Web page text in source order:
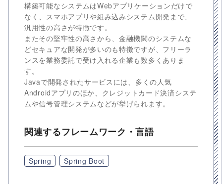
構築可能なシステムはWebアプリケーションだけで
なく、スマホアプリや組み込みシステム開発まで、
汎用性の高さが特徴です。
またその堅牢性の高さから、金融機関のシステムな
どセキュアな開発が多いのも特徴ですが、フリーラ
ンスを業務委託で受け入れる企業も数多くありま
す。
Javaで開発されたサービスには、多くの人気
Androidアプリのほか、クレジットカード決済システ
ムや信号管理システムなどが挙げられます。
関連するフレームワーク・言語
Spring Spring Boot